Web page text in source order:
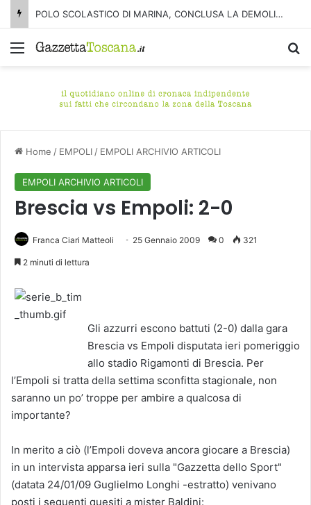
POLO SCOLASTICO DI MARINA, CONCLUSA LA DEMOLIZIONE DELL’ALA NORD-SUD
Menu
Home / EMPOLI / EMPOLI ARCHIVIO ARTICOLI
EMPOLI ARCHIVIO ARTICOLI
Brescia vs Empoli: 2-0
Franca Ciari Matteoli 25 Gennaio 2009 0 321
2 minuti di lettura
Gli azzurri escono battuti (2-0) dalla gara
Brescia vs Empoli disputata ieri pomeriggio
allo stadio Rigamonti di Brescia. Per
l’Empoli si tratta della settima sconfitta stagionale, non
saranno un po’ troppe per ambire a qualcosa di
importante?
In merito a ciò (l’Empoli doveva ancora giocare a Brescia)
in un intervista apparsa ieri sulla "Gazzetta dello Sport"
(datata 24/01/09 Guglielmo Longhi -estratto) venivano
posti i seguenti quesiti a mister Baldini: